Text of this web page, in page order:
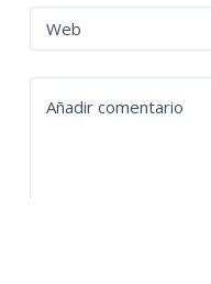
Web
Añadir comentario
a
t
: